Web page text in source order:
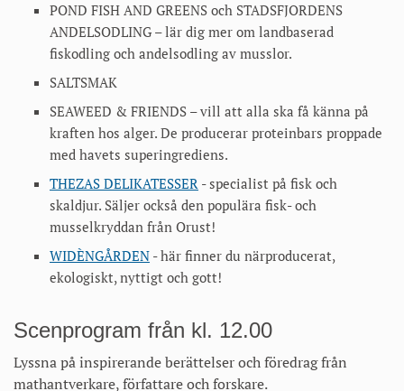
POND FISH AND GREENS och STADSFJORDENS
ANDELSODLING – lär dig mer om landbaserad
fiskodling och andelsodling av musslor.
SALTSMAK
SEAWEED & FRIENDS – vill att alla ska få känna på
kraften hos alger. De producerar proteinbars proppade
med havets superingrediens.
THEZAS DELIKATESSER - specialist på fisk och
skaldjur. Säljer också den populära fisk- och
musselkryddan från Orust!
WIDÈNGÅRDEN - här finner du närproducerat,
ekologiskt, nyttigt och gott!
Scenprogram från kl. 12.00
Lyssna på inspirerande berättelser och föredrag från
mathantverkare, författare och forskare.